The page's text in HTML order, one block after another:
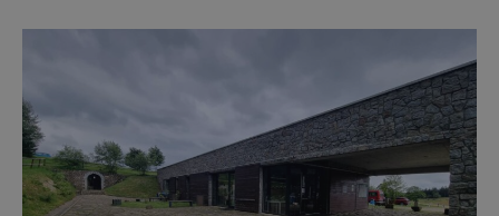
některé události spojené s touto významnou
stavbou. [gallery ids="917